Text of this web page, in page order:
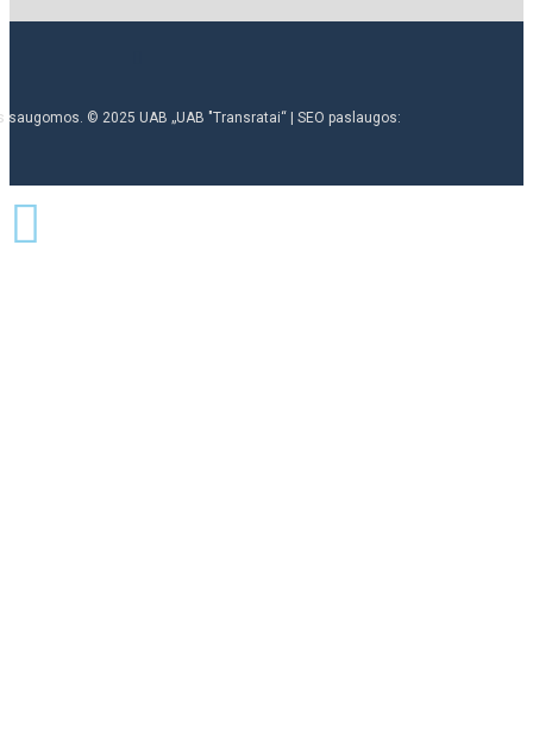
saugomos. © 2025 UAB „UAB "Transratai“ | SEO paslaugos: